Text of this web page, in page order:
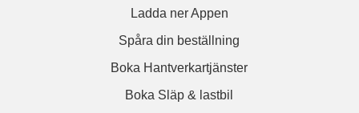
Ladda ner Appen
Spåra din beställning
Boka Hantverkartjänster
Boka Släp & lastbil